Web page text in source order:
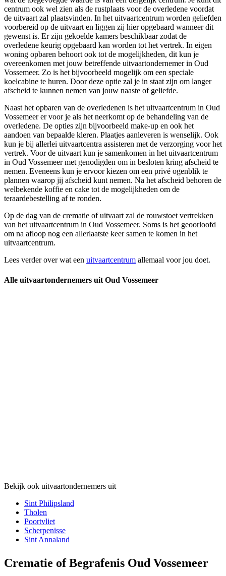
centrum ook wel zien als de rustplaats voor de overledene voordat
de uitvaart zal plaatsvinden. In het uitvaartcentrum worden geliefden
voorbereid op de uitvaart en liggen zij hier opgebaard wanneer dit
gewenst is. Er zijn gekoelde kamers beschikbaar zodat de
overledene keurig opgebaard kan worden tot het vertrek. In eigen
woning opbaren behoort ook tot de mogelijkheden, dit kun je
overeenkomen met jouw betreffende uitvaartondernemer in Oud
Vossemeer. Zo is het bijvoorbeeld mogelijk om een speciale
koelcabine te huren. Door deze optie zal je in staat zijn om langer
afscheid te kunnen nemen van jouw naaste of geliefde.
Naast het opbaren van de overledenen is het uitvaartcentrum in Oud
Vossemeer er voor je als het neerkomt op de behandeling van de
overledene. De opties zijn bijvoorbeeld make-up en ook het
aandoen van bepaalde kleren. Plaatjes aanleveren is wenselijk. Ook
kun je bij allerlei uitvaartcentra assisteren met de verzorging voor het
vertrek. Voor de uitvaart kun je samenkomen in het uitvaartcentrum
in Oud Vossemeer met genodigden om in besloten kring afscheid te
nemen. Eveneens kun je ervoor kiezen om een privé ogenblik te
plannen waarop jij afscheid kunt nemen. Na het afscheid behoren de
welbekende koffie en cake tot de mogelijkheden om de
teraardebestelling af te ronden.
Op de dag van de crematie of uitvaart zal de rouwstoet vertrekken
van het uitvaartcentrum in Oud Vossemeer. Soms is het geoorloofd
om na afloop nog een allerlaatste keer samen te komen in het
uitvaartcentrum.
Lees verder over wat een uitvaartcentrum allemaal voor jou doet.
Alle uitvaartondernemers uit Oud Vossemeer
Bekijk ook uitvaartondernemers uit
Sint Philipsland
Tholen
Poortvliet
Scherpenisse
Sint Annaland
Crematie of Begrafenis Oud Vossemeer